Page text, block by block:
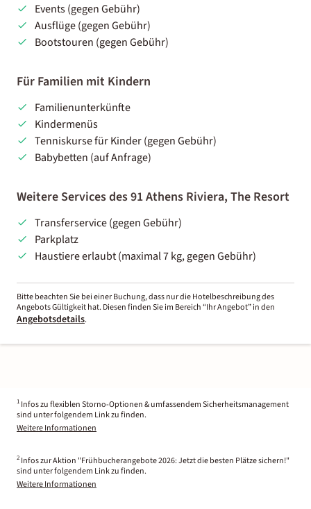
Events (gegen Gebühr)
Ausflüge (gegen Gebühr)
Bootstouren (gegen Gebühr)
Für Familien mit Kindern
Familienunterkünfte
Kindermenüs
Tenniskurse für Kinder (gegen Gebühr)
Babybetten (auf Anfrage)
Weitere Services des 91 Athens Riviera, The Resort
Transferservice (gegen Gebühr)
Parkplatz
Haustiere erlaubt (maximal 7 kg, gegen Gebühr)
Bitte beachten Sie bei einer Buchung, dass nur die Hotelbeschreibung des
Angebots Gültigkeit hat. Diesen finden Sie im Bereich “Ihr Angebot” in den
Angebotsdetails.
1 Infos zu flexiblen Storno-Optionen & umfassendem Sicherheitsmanagement
sind unter folgendem Link zu finden.
Weitere Informationen
2 Infos zur Aktion "Frühbucherangebote 2026: Jetzt die besten Plätze sichern!"
sind unter folgendem Link zu finden.
Weitere Informationen